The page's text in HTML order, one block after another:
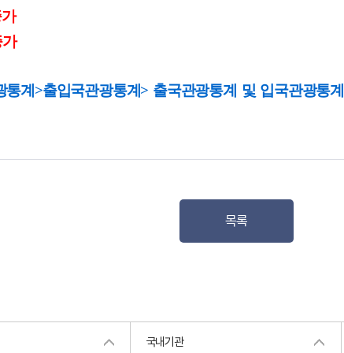
통계>출입국관광통계> 출국관광통계 및 입국관광통계
목록
국내기관